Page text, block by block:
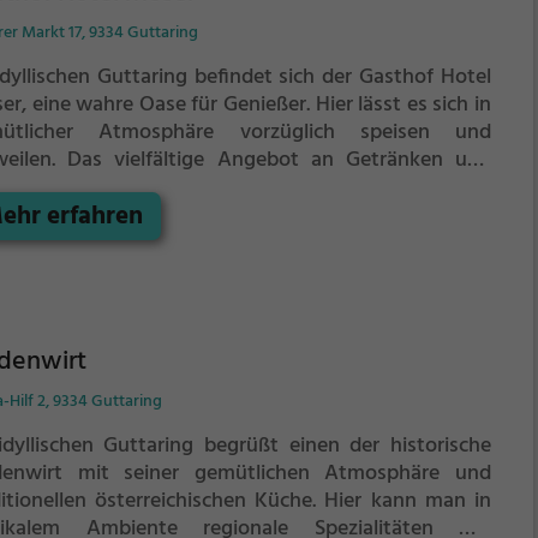
Markt 17, 9334 Guttaring
Guttaring befindet sich der Gasthof Hotel
eine wahre Oase für Genießer. Hier lässt es sich in
Atmosphäre vorzüglich speisen und
Das vielfältige Angebot an Getränken und
lässt keine Wünsche offen. Egal ob man sich nach
österreichischer Küche, internationalen
oder nach hausgemachten Mehlspeisen
Gastfreundschaft. Ein Besuch lohnt sich in
Moser zu erleben.
erfahren
Hilf 2, 9334 Guttaring
Guttaring begrüßt einen der historische
mit seiner gemütlichen Atmosphäre und
österreichischen Küche. Hier kann man in
Ambiente regionale Spezialitäten wie